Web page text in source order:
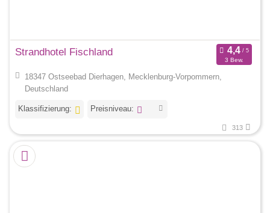
Strandhotel Fischland
3 Bew.
18347 Ostseebad Dierhagen, Mecklenburg-Vorpommern,
Deutschland
Klassifizierung: Preisniveau:
313